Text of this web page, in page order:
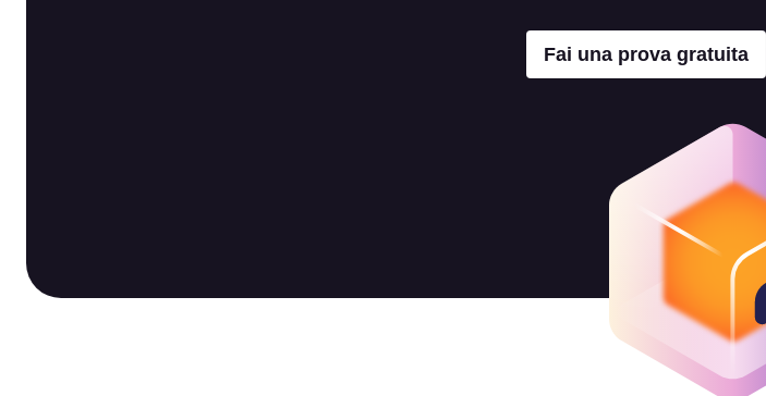
Fai una prova gratuita